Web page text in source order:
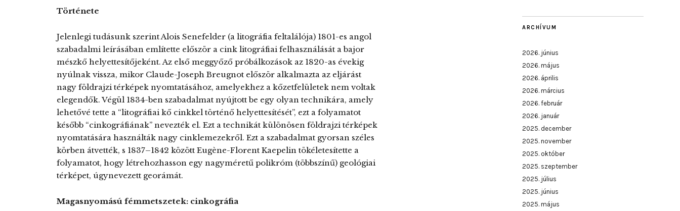
Története
Jelenlegi tudásunk szerint Alois Senefelder (a litográfia feltalálója) 1801-es angol
szabadalmi leírásában említette először a cink litográfiai felhasználását a bajor
mészkő helyettesítőjeként. Az első meggyőző próbálkozások az 1820-as évekig
nyúlnak vissza, mikor Claude-Joseph Breugnot először alkalmazta az eljárást
nagy földrajzi térképek nyomtatásához, amelyekhez a kőzetfelületek nem voltak
elegendők. Végül 1834-ben szabadalmat nyújtott be egy olyan technikára, amely
lehetővé tette a “litográfiai kő cinkkel történő helyettesítését”, ezt a folyamatot
később “cinkográfiának” nevezték el. Ezt a technikát különösen földrajzi térképek
nyomtatására használták nagy cinklemezekről. Ezt a szabadalmat gyorsan széles
körben átvették, s 1837–1842 között Eugène-Florent Kaepelin tökéletesítette a
folyamatot, hogy létrehozhasson egy nagyméretű polikróm (többszínű) geológiai
térképet, úgynevezett georámát.
Magasnyomású fémmetszetek: cinkográfia
ARCHÍVUM
2026. június
2026. május
2026. április
2026. március
2026. február
2026. január
2025. december
2025. november
2025. október
2025. szeptember
2025. július
2025. június
2025. május